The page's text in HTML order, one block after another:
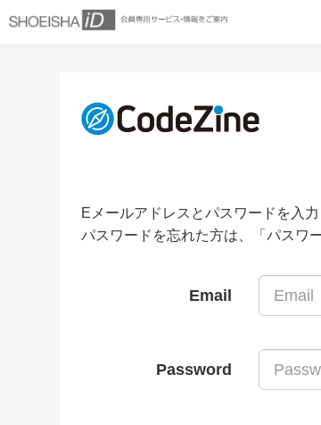
Eメールアドレスとパスワードを入力
パスワードを忘れた方は、「パスワ
Email
Password